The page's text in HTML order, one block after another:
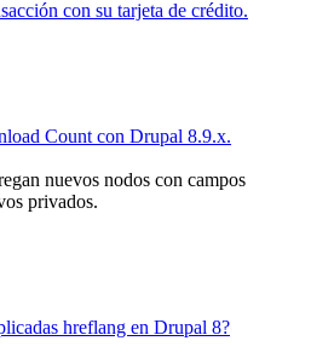
Count con Drupal 8.9.x.
nuevos nodos con campos
privados.
hreflang en Drupal 8?